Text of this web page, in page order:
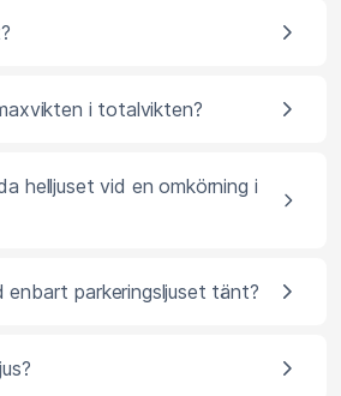
i totalvikten?
helljuset vid en omkörning i
enbart parkeringsljuset tänt?